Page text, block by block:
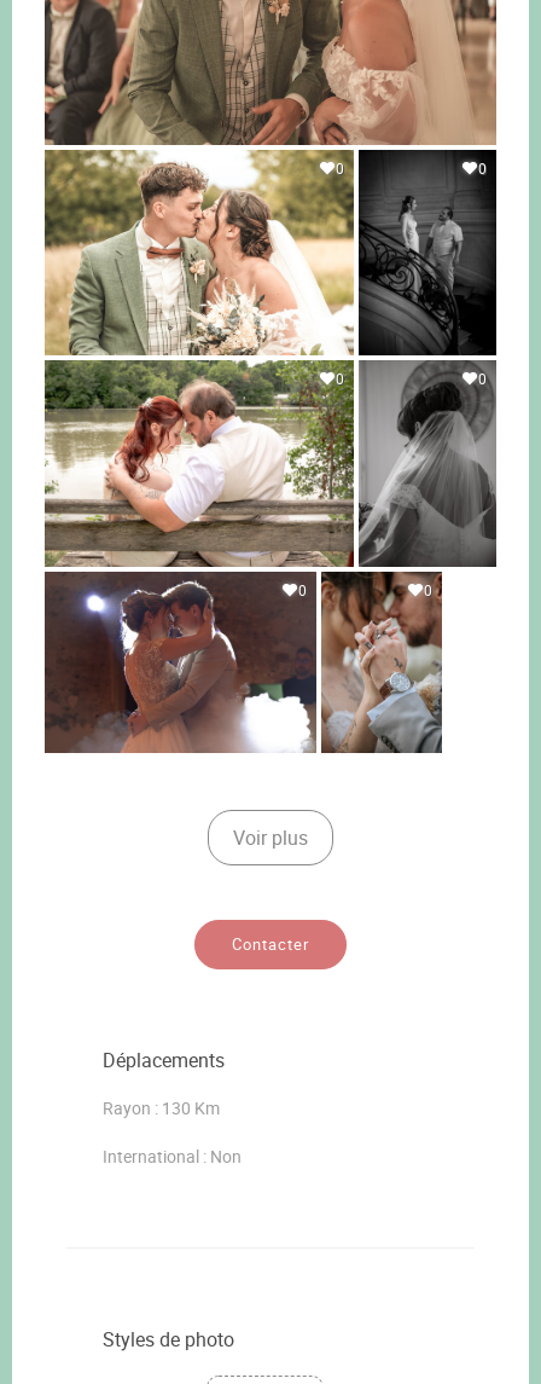
0 0
0 0
0 0
Voir plus
Contacter
Déplacements
Rayon : 130 Km
International : Non
Styles de photo